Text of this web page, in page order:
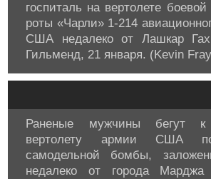
госпиталь на вертолете
роты «Чарли» 1-214
США недалеко от Лашкар
Гильменд, 21 января. (Kevin
Раненые мужчины бегут к
вертолету армии США
самодельной бомбы,
недалеко от города